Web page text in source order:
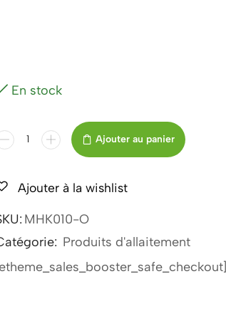
En stock
Ajouter au panier
Ajouter à la wishlist
MHK010-O
Produits d'allaitement